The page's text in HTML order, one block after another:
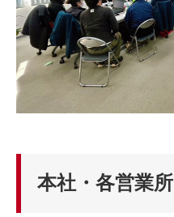
本社・各営業所